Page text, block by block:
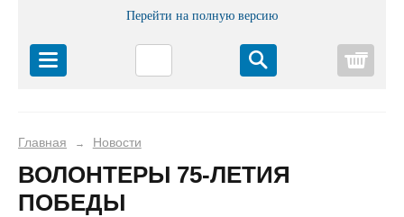
Перейти на полную версию
Главная → Новости
ВОЛОНТЕРЫ 75-ЛЕТИЯ
ПОБЕДЫ